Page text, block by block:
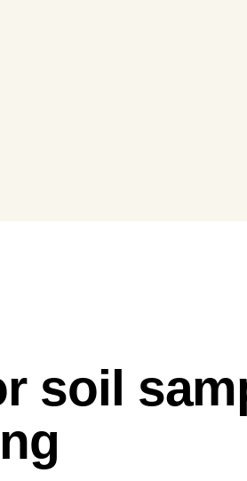
soil